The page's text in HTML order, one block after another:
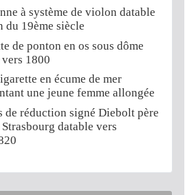
à système de violon datable
du 19ème siècle
de ponton en os sous dôme
1800
en écume de mer
une jeune femme allongée
de réduction signé Diebolt père
datable vers